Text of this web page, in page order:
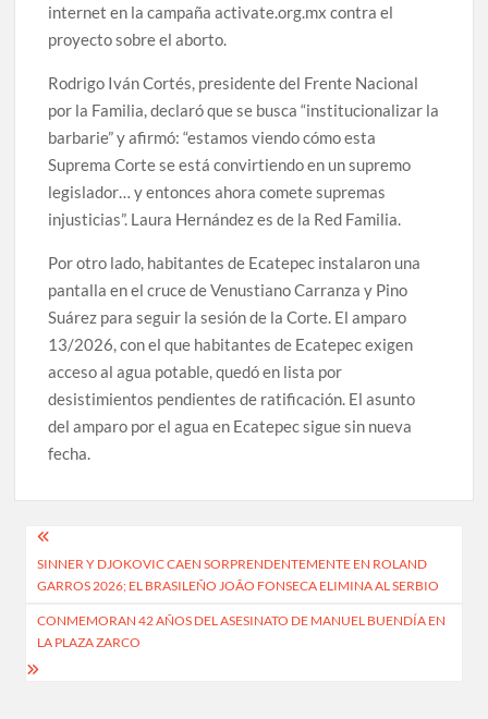
internet en la campaña activate.org.mx contra el
proyecto sobre el aborto.
Rodrigo Iván Cortés, presidente del Frente Nacional
por la Familia, declaró que se busca “institucionalizar la
barbarie” y afirmó: “estamos viendo cómo esta
Suprema Corte se está convirtiendo en un supremo
legislador… y entonces ahora comete supremas
injusticias”. Laura Hernández es de la Red Familia.
Por otro lado, habitantes de Ecatepec instalaron una
pantalla en el cruce de Venustiano Carranza y Pino
Suárez para seguir la sesión de la Corte. El amparo
13/2026, con el que habitantes de Ecatepec exigen
acceso al agua potable, quedó en lista por
desistimientos pendientes de ratificación. El asunto
del amparo por el agua en Ecatepec sigue sin nueva
fecha.
Navegación
de
entradas
SINNER Y DJOKOVIC CAEN SORPRENDENTEMENTE EN ROLAND
GARROS 2026; EL BRASILEÑO JOÃO FONSECA ELIMINA AL SERBIO
CONMEMORAN 42 AÑOS DEL ASESINATO DE MANUEL BUENDÍA EN
LA PLAZA ZARCO